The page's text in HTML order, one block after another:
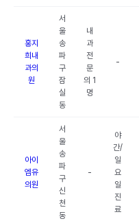
홍지
희내
과의
원
서
울
송
파
구
잠
실
동
내
과
전
문
의 1
명
-
아이
엠유
의원
서
울
송
파
구
신
천
동
-
야
간/
일
요
일
진
료